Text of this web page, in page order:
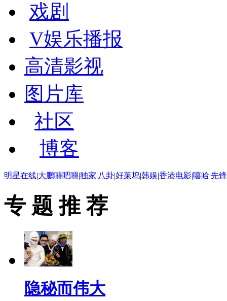
戏剧
V娱乐播报
高清影视
图片库
社区
博客
明星在线|大鹏嘚吧嘚|独家|八卦|好莱坞|韩娱|香港电影|嘻哈|先
专 题 推 荐
隐秘而伟大